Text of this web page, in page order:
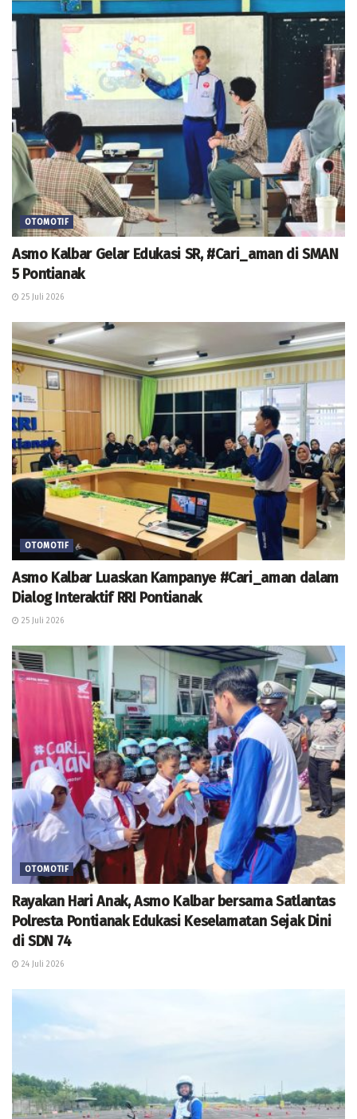
OTOMOTIF
Asmo Kalbar Gelar Edukasi SR, #Cari_aman di SMAN
5 Pontianak
25 Juli 2026
OTOMOTIF
Asmo Kalbar Luaskan Kampanye #Cari_aman dalam
Dialog Interaktif RRI Pontianak
25 Juli 2026
OTOMOTIF
Rayakan Hari Anak, Asmo Kalbar bersama Satlantas
Polresta Pontianak Edukasi Keselamatan Sejak Dini
di SDN 74
24 Juli 2026